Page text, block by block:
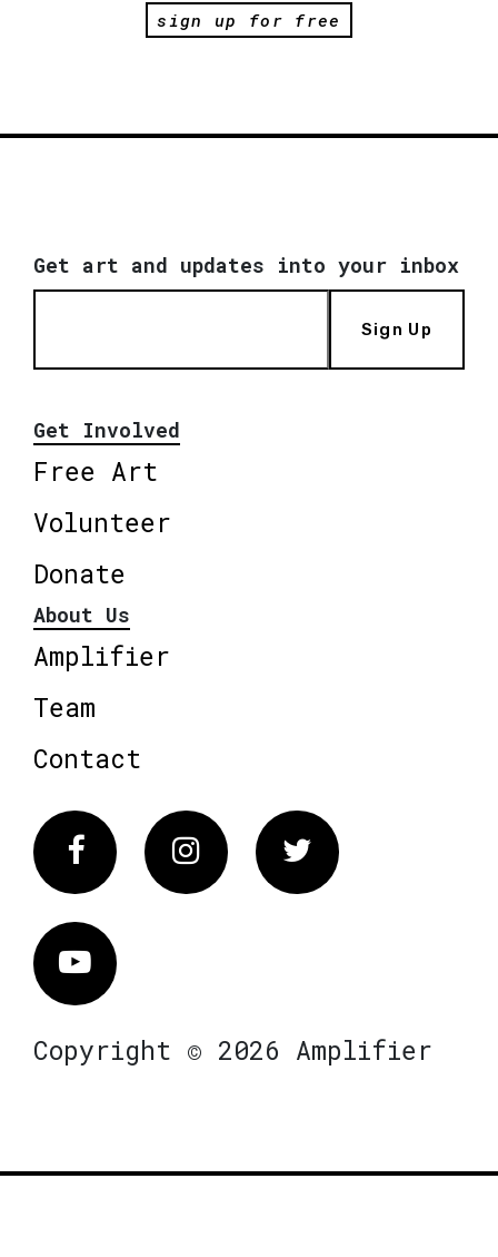
sign up for free
Get art and updates into your inbox
Sign Up
Get Involved
Free Art
Volunteer
Donate
About Us
Amplifier
Team
Contact
FacebookInstagram Twitter
Vimeo
Copyright © 2026 Amplifier